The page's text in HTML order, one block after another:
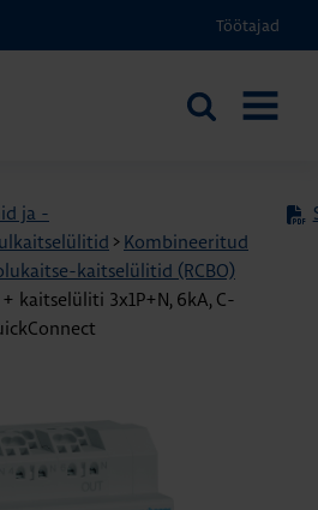
Töötajad
Otsi
ja -
> Kombineeritud
kaitselülitid (RCBO)
+ kaitselüliti 3x1P+N, 6kA, C-